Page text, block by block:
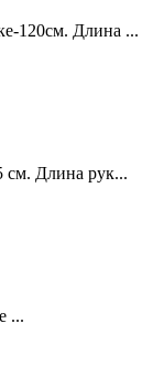
120см. Длина ...
см. Длина рук...
...